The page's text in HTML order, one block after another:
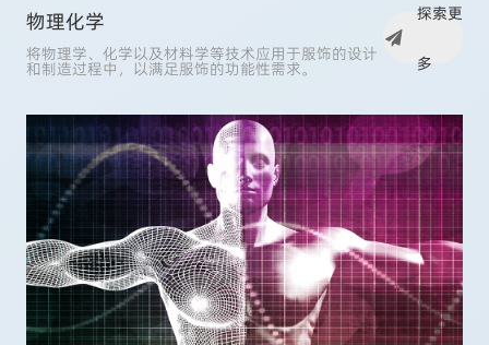
物理化学
将物理学、化学以及材料学等技术应用于服饰的设计
和制造过程中，以满足服饰的功能性需求。
探索更
多